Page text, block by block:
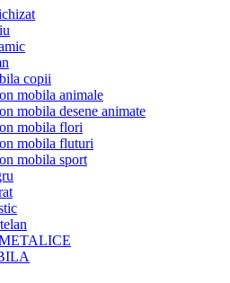
copii
mobila animale
mobila desene animate
mobila flori
mobila fluturi
mobila sport